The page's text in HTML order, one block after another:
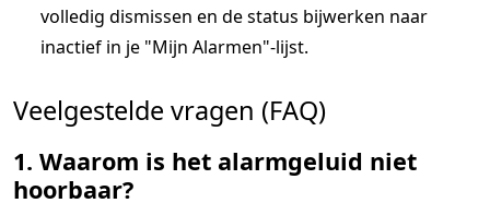
volledig dismissen en de status bijwerken naar
inactief in je "Mijn Alarmen"-lijst.
Veelgestelde vragen (FAQ)
1. Waarom is het alarmgeluid niet
hoorbaar?